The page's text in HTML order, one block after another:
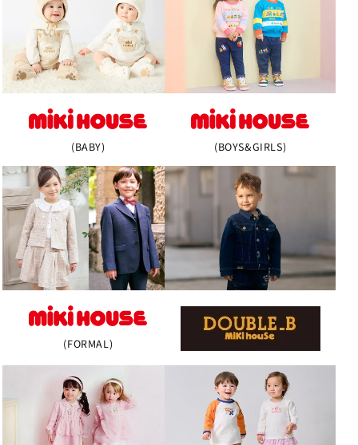
(BABY) (BOYS&GIRLS)
(FORMAL)